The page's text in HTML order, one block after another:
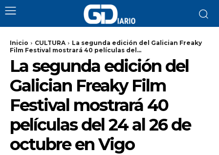
Inicio CULTURA
La segunda edición del Galician Freaky
Film Festival mostrará 40 películas del...
La segunda edición del
Galician Freaky Film
Festival mostrará 40
películas del 24 al 26 de
octubre en Vigo